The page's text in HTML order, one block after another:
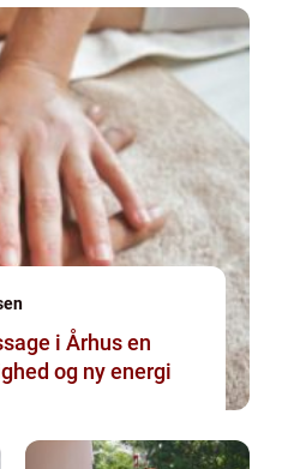
i Århus en
og ny energi